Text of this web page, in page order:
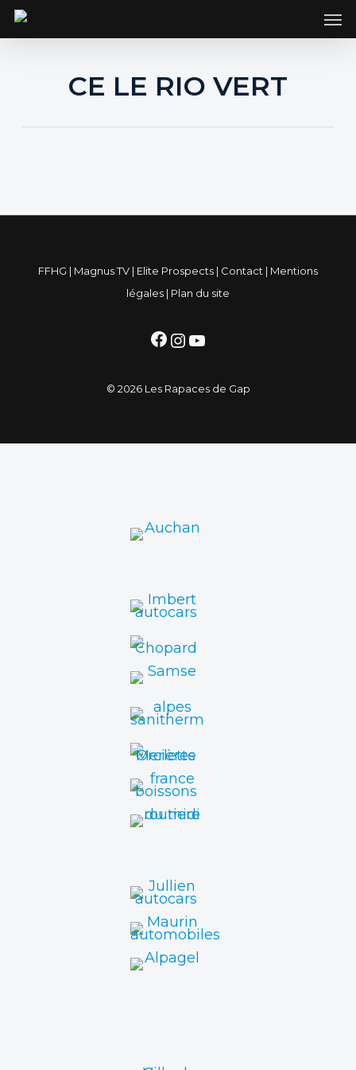
SKIP
CONTENTCE LE RIO VERT
FFHG | Magnus TV | Elite Prospects | Contact | Mentions
légales | Plan du site
Facebook Instagram
© 2026 Les Rapaces de Gap